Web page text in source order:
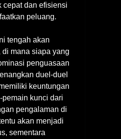
cepat dan efisiensi
peluang.
tengah akan
di mana siapa yang
penguasaan
duel-duel
keuntungan
pemain kunci dari
pengalaman di
akan menjadi
sementara